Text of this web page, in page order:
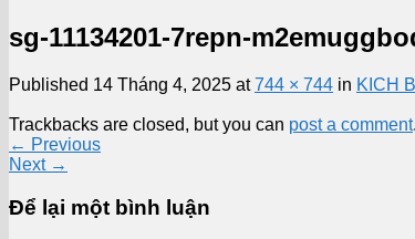
sg-11134201-7repn-
Published 14 Tháng 4, 2025 at744 × 744 in KICH
Trackbacks are closed, but you can post a comment.
← Previous
Next →
Để lại một bình luận